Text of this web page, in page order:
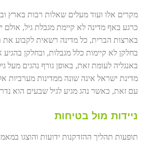
מקרים אלו ועוד מעלים שאלות רבות בארץ
כרגע באף מדינה לא קיימת מגבלת גיל, אולם
בארצות הברית, כל מדינה רשאית לקבוע את
בחלקן לא קיימות כלל מגבלות, ובחלקן בהגיע אדם לגיל 65 נדרשות ממנו בדיקות רפואיות על
באנגליה לעומת זאת, באופן גורף נהגים מעל
מדינת ישראל אינה שונה ממדינות מערביות
עם זאת, כאשר נהג מגיע לגיל שבעים הוא
ניידות מול בטיחות
תופעות תהליך ההזדקנות ידועות והוצגו